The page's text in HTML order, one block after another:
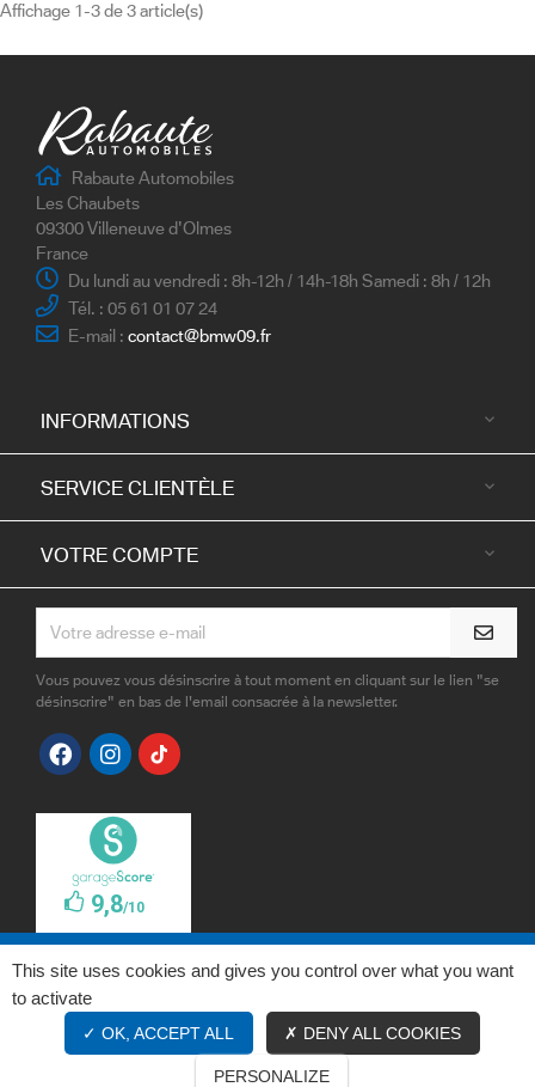
Affichage 1-3 de 3 article(s)
Rabaute Automobiles
Les Chaubets
09300 Villeneuve d'Olmes
France
Du lundi au vendredi : 8h-12h / 14h-18h Samedi : 8h / 12h
Tél. : 05 61 01 07 24
E-mail : contact@bmw09.fr
INFORMATIONS 
SERVICE CLIENTÈLE 
VOTRE COMPTE 
Vous pouvez vous désinscrire à tout moment en cliquant sur le lien "se
désinscrire" en bas de l'email consacrée à la newsletter.
© 2026 - Rabaute Automobiles
This site uses cookies and gives you control over what you want
to activate
OK, ACCEPT ALL DENY ALL COOKIES
PERSONALIZE